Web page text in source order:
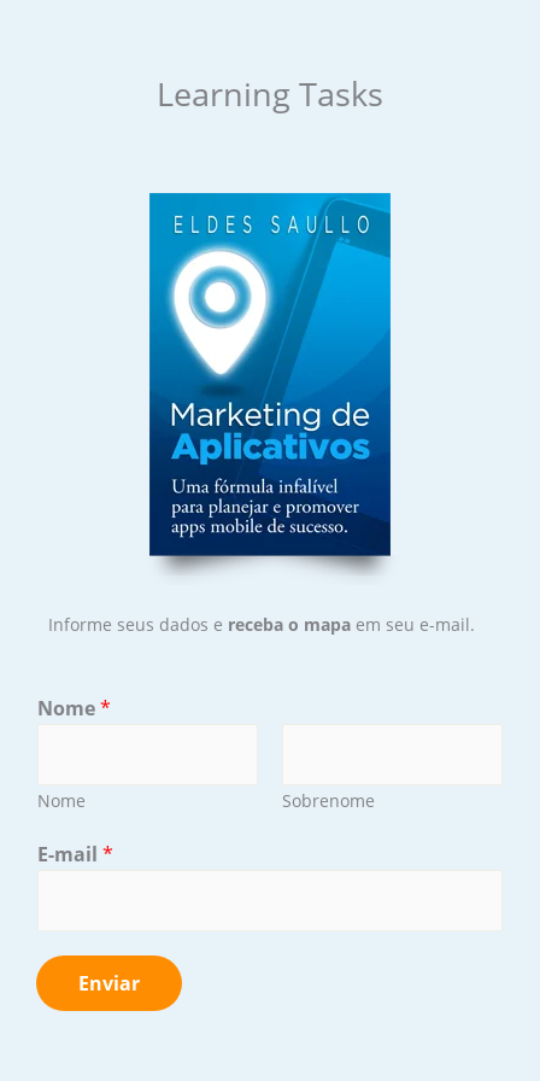
Learning Tasks
Informe seus dados e receba o mapa em seu e-mail.
Nome*
Nome Sobrenome
E-mail *
Enviar